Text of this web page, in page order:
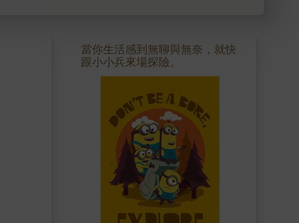
當你生活感到無聊與無奈，就快
跟小小兵來場探險。